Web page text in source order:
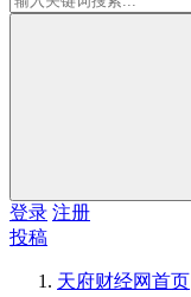
登录 注册
投稿
天府财经网首页